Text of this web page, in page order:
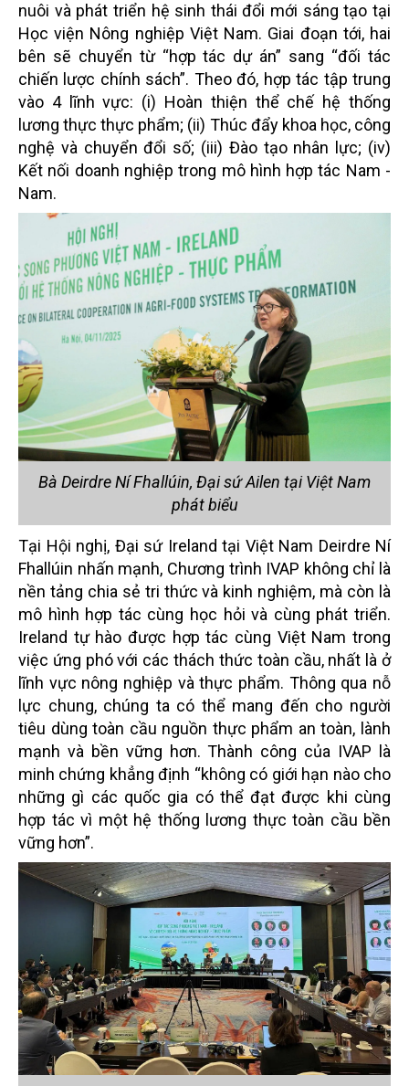
nuôi và phát triển hệ sinh thái đổi mới sáng tạo tại
Học viện Nông nghiệp Việt Nam. Giai đoạn tới, hai
bên sẽ chuyển từ “hợp tác dự án” sang “đối tác
chiến lược chính sách”. Theo đó, hợp tác tập trung
vào 4 lĩnh vực: (i) Hoàn thiện thể chế hệ thống
lương thực thực phẩm; (ii) Thúc đẩy khoa học, công
nghệ và chuyển đổi số; (iii) Đào tạo nhân lực; (iv)
Kết nối doanh nghiệp trong mô hình hợp tác Nam -
Nam.
Bà Deirdre Ní Fhallúin, Đại sứ Ailen tại Việt Nam
phát biểu
Tại Hội nghị, Đại sứ Ireland tại Việt Nam Deirdre Ní
Fhallúin nhấn mạnh, Chương trình IVAP không chỉ là
nền tảng chia sẻ tri thức và kinh nghiệm, mà còn là
mô hình hợp tác cùng học hỏi và cùng phát triển.
Ireland tự hào được hợp tác cùng Việt Nam trong
việc ứng phó với các thách thức toàn cầu, nhất là ở
lĩnh vực nông nghiệp và thực phẩm. Thông qua nỗ
lực chung, chúng ta có thể mang đến cho người
tiêu dùng toàn cầu nguồn thực phẩm an toàn, lành
mạnh và bền vững hơn. Thành công của IVAP là
minh chứng khẳng định “không có giới hạn nào cho
những gì các quốc gia có thể đạt được khi cùng
hợp tác vì một hệ thống lương thực toàn cầu bền
vững hơn”.